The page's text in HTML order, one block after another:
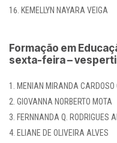
KEMELLYN NAYARA VEIGA
Formação em
sexta-feira –
MENIAN MIRANDA CARDOSO
GIOVANNA NORBERTO MOTA
FERNNANDA Q. RODRIGUES
ELIANE DE OLIVEIRA ALVES